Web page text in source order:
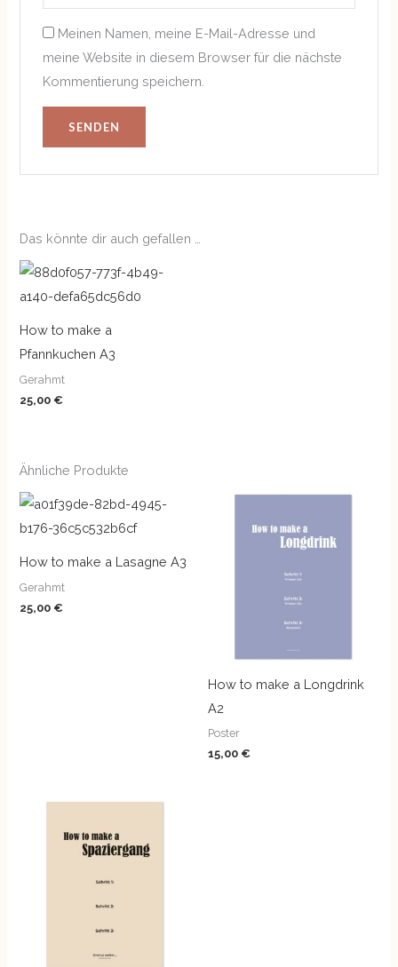
Meinen Namen, meine E-Mail-Adresse und
meine Website in diesem Browser für die nächste
Kommentierung speichern.
Das könnte dir auch gefallen …
How to make a
Pfannkuchen A3
Gerahmt
25,00 €
Ähnliche Produkte
How to make a Lasagne A3
Gerahmt
25,00 €
How to make a Longdrink
A2
Poster
15,00 €